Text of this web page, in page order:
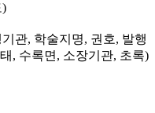
)
관, 학술지명, 권호, 발행
, 수록면, 소장기관, 초록)